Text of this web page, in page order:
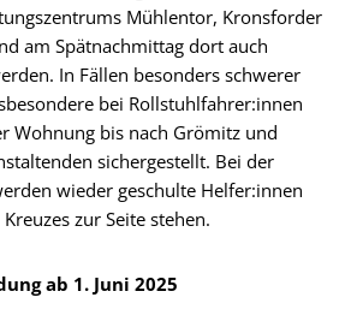
Mühlentor, Kronsforder
am Spätnachmittag dort auch
In Fällen besonders schwerer
bei Rollstuhlfahrer:innen
Wohnung bis nach Grömitz und
sichergestellt. Bei der
wieder geschulte Helfer:innen
zur Seite stehen.
ab 1. Juni 2025